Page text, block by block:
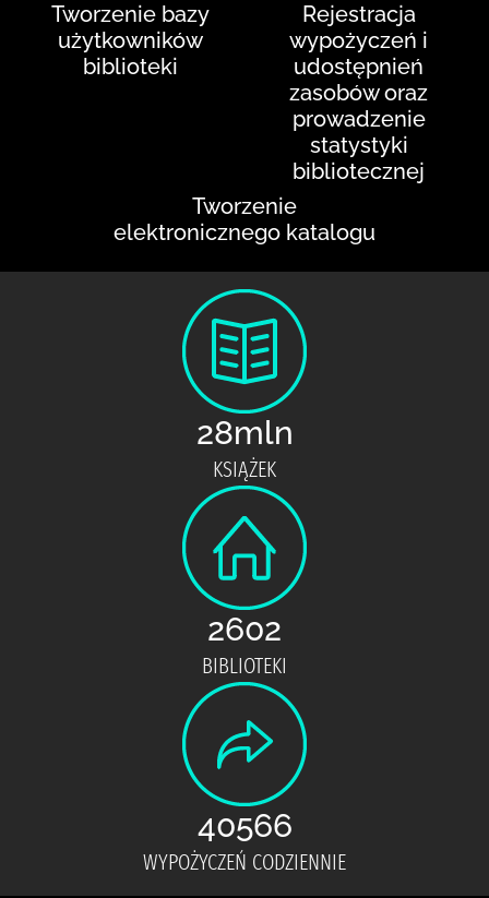
Tworzenie bazy
użytkowników
biblioteki
Rejestracja
wypożyczeń i
udostępnień
zasobów oraz
prowadzenie
statystyki
bibliotecznej
Tworzenie
elektronicznego katalogu
28mln
KSIĄŻEK
2602
BIBLIOTEKI
40566
WYPOŻYCZEŃ CODZIENNIE